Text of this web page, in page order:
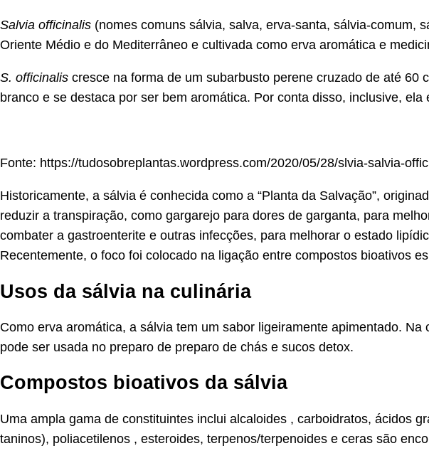
Salvia officinalis (nomes comuns sálvia, salva, erva-santa, sálvia-comum,
Oriente Médio e do Mediterrâneo e cultivada como erva aromática e
S. officinalis cresce na forma de um subarbusto perene cruzado de até
branco e se destaca por ser bem aromática. Por conta disso, inclusive,
Fonte: https://tudosobreplantas.wordpress.com/2020/05/28/slvia-salvia-
Historicamente, a sálvia é conhecida como a “Planta da Salvação”,
reduzir a transpiração, como gargarejo para dores de garganta, para
combater a gastroenterite e outras infecções, para melhorar o estado
Recentemente, o foco foi colocado na ligação entre compostos bioativos
Usos da sálvia na culinária
Como erva aromática, a sálvia tem um sabor ligeiramente apimentado.
pode ser usada no preparo de preparo de chás e sucos detox.
Compostos bioativos da sálvia
Uma ampla gama de constituintes inclui alcaloides , carboidratos, ácidos
taninos), poliacetilenos , esteroides, terpenos/terpenoides e ceras são